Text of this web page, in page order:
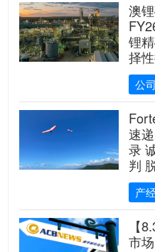
澳
锂
择
公司
速
录
判
产
【
市